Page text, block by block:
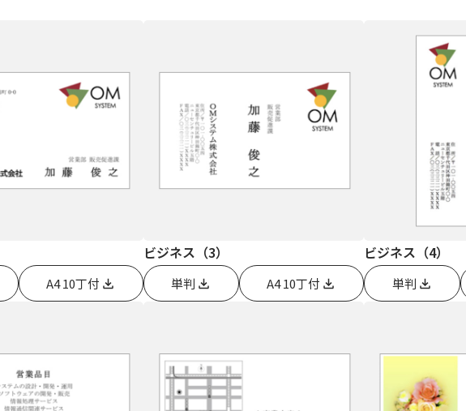
A4 10丁付
ビジネス（3）
単判 A4 10丁付
ビジネス（4）
単判